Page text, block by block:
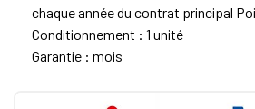
chaque année du contrat principal
Conditionnement : 1 unité
Garantie : mois